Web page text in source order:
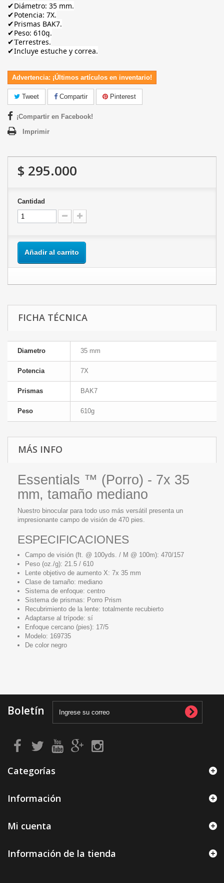
✔Diámetro: 35 mm.
✔Potencia: 7X.
✔Prismas BAK7.
✔Peso: 610g.
✔Terrestres.
✔Incluye estuche y correa.
Advertencia: ¡Últimos artículos en inventario!
Tweet Compartir Pinterest
¡Compartir en Facebook!
Imprimir
$ 295.000
Cantidad
Añadir al carrito
FICHA TÉCNICA
Diametro 35 mm
Potencia 7X
Prismas BAK7
Peso 610g
MÁS INFO
Essentials ™ (Porro) - 7x 35
mm, tamaño mediano
Nuestro binocular para todo uso más versátil presenta un
impresionante campo de visión de 470 pies.
ESPECIFICACIONES
Campo de visión (ft. @ 100yds. / M @ 100m): 470/157
Peso (oz./g): 21.5 / 610
Lente objetivo de aumento X: 7x 35 mm
Clase de tamaño: mediano
Sistema de enfoque: centro
Sistema de prismas: Porro Prism
Recubrimiento de la lente: totalmente recubierto
Adaptarse al trípode: sí
Enfoque cercano (pies): 17/5
Modelo: 169735
De color negro
Boletín
Categorías
Información
Mi cuenta
Información de la tienda